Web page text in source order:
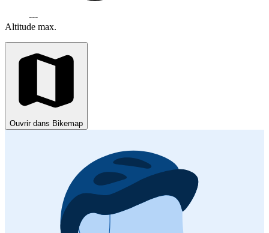
---
Altitude max.
Ouvrir dans Bikemap